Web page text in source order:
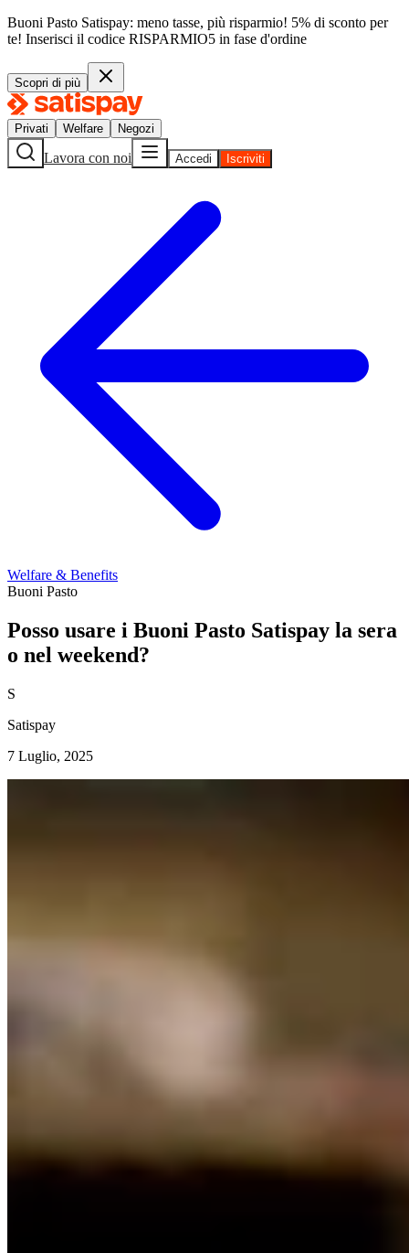
Buoni Pasto Satispay: meno tasse, più risparmio! 5% di sconto per
te! Inserisci il codice RISPARMIO5 in fase d'ordine
Scopri di più
Privati Welfare Negozi
Lavora con noi Accedi Iscriviti
Welfare & Benefits
Buoni Pasto
Posso usare i Buoni Pasto Satispay la sera
o nel weekend?
S
Satispay
7 Luglio, 2025